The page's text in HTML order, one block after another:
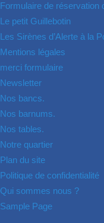
Formulaire de réservation
Le petit Guillebotin
Les Sirènes d’Alerte à la
Mentions légales
merci formulaire
Newsletter
Nos bancs.
Nos barnums.
Nos tables.
Notre quartier
Plan du site
Politique de confidentialité
Qui sommes nous ?
Sample Page